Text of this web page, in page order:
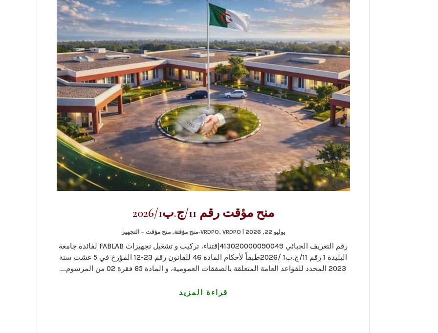
منح مؤقت رقم 11/ج.ب2026/1
يوليو 22, 2026 VRDPO, VRDPO-منح مؤقتة ,منح مؤقت – التجهيز
رقم التعريف الجبائي 413020000090049إقتناء، تركيب و تشغيل تجهيزات FABLAB لفائدة جامعة
البليدة 1 رقم 11/ج.ب1 /2026طبقاً لأحكام المادة 46 للقانون رقم 23-12 المؤرخ في 5 غشت سنة
2023 المحدد للقواعد العامة المتعلقة بالصفقات العمومية، و المادة 65 فقرة 02 من المرسوم...
قراءة المزيد